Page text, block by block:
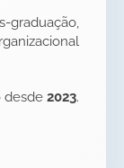
desde 2023.